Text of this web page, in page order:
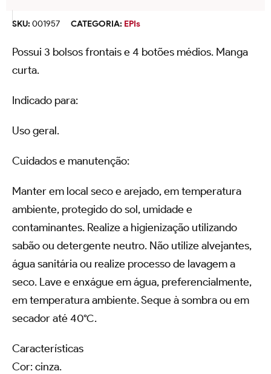
SKU: 001957 CATEGORIA: EPIs
Possui 3 bolsos frontais e 4 botões médios. Manga
curta.
Indicado para:
Uso geral.
Cuidados e manutenção:
Manter em local seco e arejado, em temperatura
ambiente, protegido do sol, umidade e
contaminantes. Realize a higienização utilizando
sabão ou detergente neutro. Não utilize alvejantes,
água sanitária ou realize processo de lavagem a
seco. Lave e enxágue em água, preferencialmente,
em temperatura ambiente. Seque à sombra ou em
secador até 40ºC.
Características
Cor: cinza.